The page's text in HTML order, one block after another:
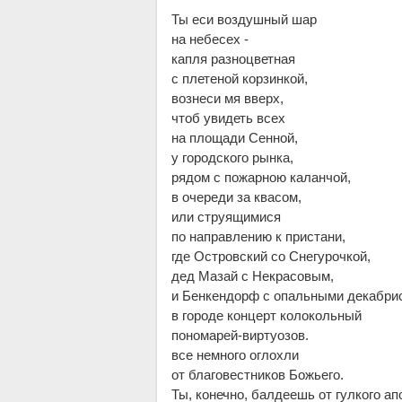
Ты еси воздушный шар
на небесех -
капля разноцветная
с плетеной корзинкой,
вознеси мя вверх,
чтоб увидеть всех
на площади Сенной,
у городского рынка,
рядом с пожарною каланчой,
в очереди за квасом,
или струящимися
по направлению к пристани,
где Островский со Снегурочкой,
дед Мазай с Некрасовым,
и Бенкендорф с опальными
в городе концерт колокольный
пономарей-виртуозов.
все немного оглохли
от благовестников Божьего.
Ты, конечно, балдеешь от гулкого